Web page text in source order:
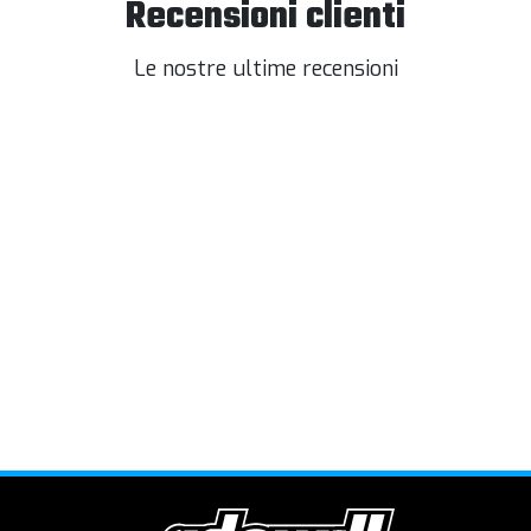
Recensioni clienti
Le nostre ultime recensioni